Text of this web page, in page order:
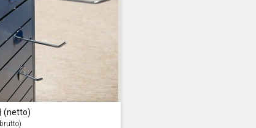
(netto)